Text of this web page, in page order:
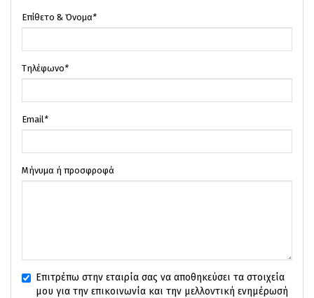
Επίθετο & Όνομα*
Τηλέφωνο*
Email *
Μήνυμα ή προσφροφά
Επιτρέπω στην εταιρία σας να αποθηκεύσει τα στοιχεία
μου για την επικοινωνία και την μελλοντική ενημέρωσή